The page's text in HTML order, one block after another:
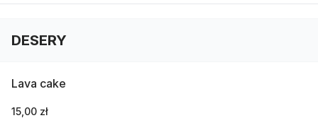
DESERY
Lava cake
15,00 zł